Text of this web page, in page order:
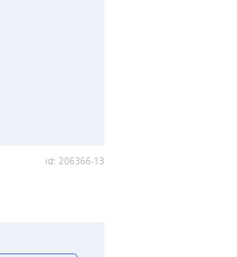
id: 206366-13